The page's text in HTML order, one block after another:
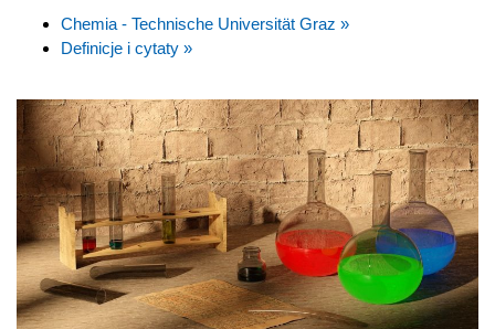
Chemia - Technische Universität Graz »
Definicje i cytaty »